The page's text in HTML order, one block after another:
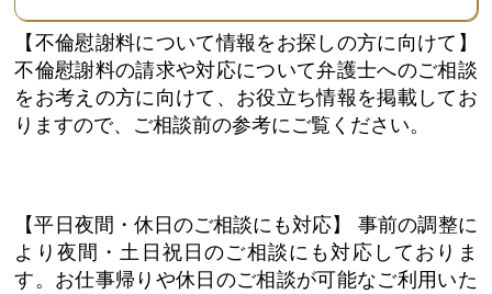
【不倫慰謝料について情報をお探しの方に向けて】
不倫慰謝料の請求や対応について弁護士へのご相談
をお考えの方に向けて、お役立ち情報を掲載してお
りますので、ご相談前の参考にご覧ください。
【平日夜間・休日のご相談にも対応】
事前の調整に
より夜間・土日祝日のご相談にも対応しておりま
す。お仕事帰りや休日のご相談が可能なご利用いた